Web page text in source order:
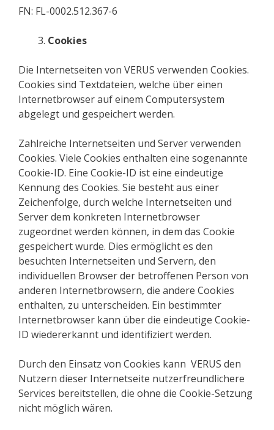
FN: FL-0002.512.367-6
Cookies
Die Internetseiten von VERUS verwenden Cookies.
Cookies sind Textdateien, welche über einen
Internetbrowser auf einem Computersystem
abgelegt und gespeichert werden.
Zahlreiche Internetseiten und Server verwenden
Cookies. Viele Cookies enthalten eine sogenannte
Cookie-ID. Eine Cookie-ID ist eine eindeutige
Kennung des Cookies. Sie besteht aus einer
Zeichenfolge, durch welche Internetseiten und
Server dem konkreten Internetbrowser
zugeordnet werden können, in dem das Cookie
gespeichert wurde. Dies ermöglicht es den
besuchten Internetseiten und Servern, den
individuellen Browser der betroffenen Person von
anderen Internetbrowsern, die andere Cookies
enthalten, zu unterscheiden. Ein bestimmter
Internetbrowser kann über die eindeutige Cookie-
ID wiedererkannt und identifiziert werden.
Durch den Einsatz von Cookies kann VERUS den
Nutzern dieser Internetseite nutzerfreundlichere
Services bereitstellen, die ohne die Cookie-Setzung
nicht möglich wären.